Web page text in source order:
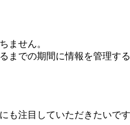
ません。
での期間に情報を管理す
も注目していただきたいです